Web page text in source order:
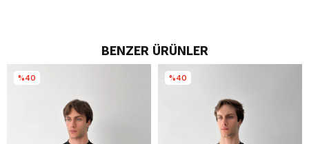
BENZER ÜRÜNLER
%40 %40